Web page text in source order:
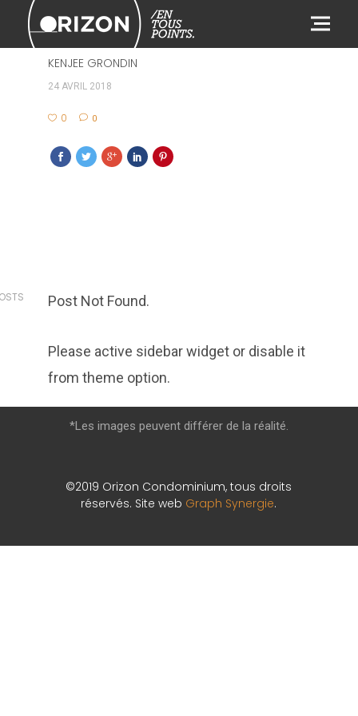
511
KENJEE GRONDIN
24 AVRIL 2018
0 0
Post Not Found.
Please active sidebar widget or disable it
from theme option.
*Les images peuvent différer de la réalité.
©2019 Orizon Condominium, tous droits
réservés. Site web Graph Synergie.